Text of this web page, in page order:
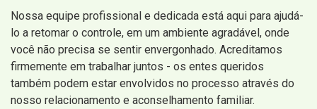
Nossa equipe profissional e dedicada está aqui para ajudá-
lo a retomar o controle, em um ambiente agradável, onde
você não precisa se sentir envergonhado. Acreditamos
firmemente em trabalhar juntos - os entes queridos
também podem estar envolvidos no processo através do
nosso relacionamento e aconselhamento familiar.